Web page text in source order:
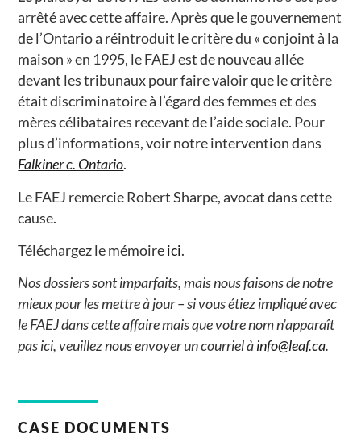
arrêté avec cette affaire. Après que le gouvernement
de l’Ontario a réintroduit le critère du « conjoint à la
maison » en 1995, le FAEJ est de nouveau allée
devant les tribunaux pour faire valoir que le critère
était discriminatoire à l’égard des femmes et des
mères célibataires recevant de l’aide sociale. Pour
plus d’informations, voir notre intervention dans
Falkiner c. Ontario.
Le FAEJ remercie Robert Sharpe, avocat dans cette
cause.
Téléchargez le mémoireici.
Nos dossiers sont imparfaits, mais nous faisons de notre
mieux pour les mettre à jour – si vous étiez impliqué avec
le FAEJ dans cette affaire mais que votre nom n’apparaît
pas ici, veuillez nous envoyer un courriel àinfo@leaf.ca.
CASE DOCUMENTS